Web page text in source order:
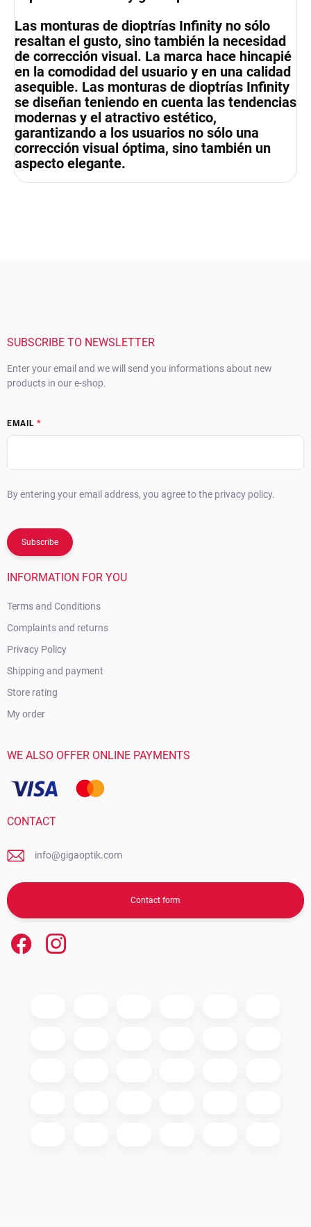
Las monturas de dioptrías Infinity no sólo
resaltan el gusto, sino también la necesidad
de corrección visual. La marca hace hincapié
en la comodidad del usuario y en una calidad
asequible. Las monturas de dioptrías Infinity
se diseñan teniendo en cuenta las tendencias
modernas y el atractivo estético,
garantizando a los usuarios no sólo una
corrección visual óptima, sino también un
aspecto elegante.
SUBSCRIBE TO NEWSLETTER
Enter your email and we will send you informations about new
products in our e-shop.
EMAIL
By entering your email address, you agree to the privacy policy.
Subscribe
INFORMATION FOR YOU
Terms and Conditions
Complaints and returns
Privacy Policy
Shipping and payment
Store rating
My order
WE ALSO OFFER ONLINE PAYMENTS
CONTACT
info@gigaoptik.com
Contact form